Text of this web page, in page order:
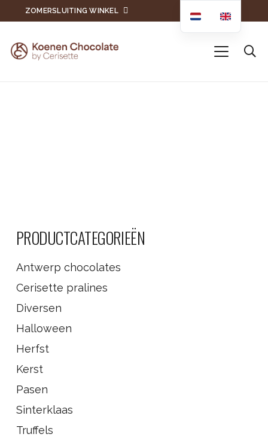
ZOMERSLUITING WINKEL
PRODUCTCATEGORIEËN
Antwerp chocolates
Cerisette pralines
Diversen
Halloween
Herfst
Kerst
Pasen
Sinterklaas
Truffels